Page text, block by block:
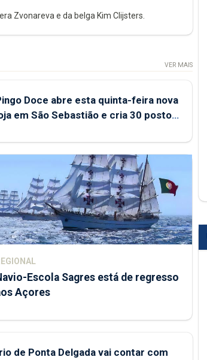
Zvonareva e da belga Kim Clijsters.
VER MAIS
Doce abre esta quinta-feira nova
em São Sebastião e cria 30 postos
Escola Sagres está de regresso
Açores
de Ponta Delgada vai contar com